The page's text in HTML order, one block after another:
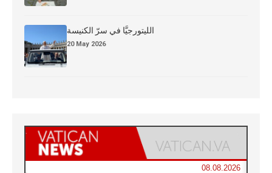
الليتورجيَّا في سرّ الكنيسة
20 May 2026
08.08.2026